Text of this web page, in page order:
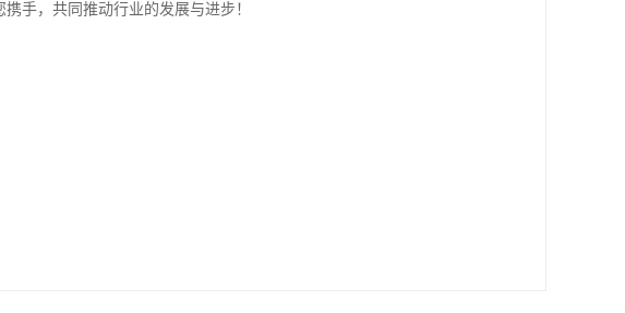
手，共同推动行业的发展与进步！